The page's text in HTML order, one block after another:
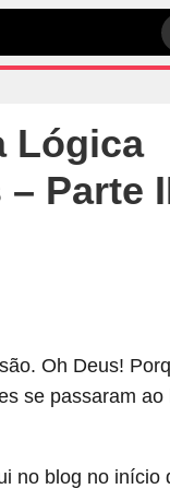
Lógica
Parte
Oh Deus!
se passaram
no blog no início